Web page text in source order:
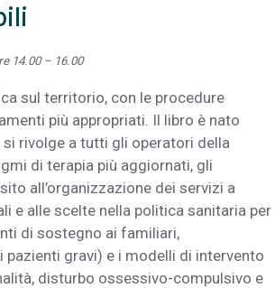
14.00 – 16.00
sul territorio, con le procedure
più appropriati. Il libro è nato
rivolge a tutti gli operatori della
di terapia più aggiornati, gli
all’organizzazione dei servizi a
e alle scelte nella politica sanitaria per
di sostegno ai familiari,
gravi) e i modelli di intervento
disturbo ossessivo-compulsivo e